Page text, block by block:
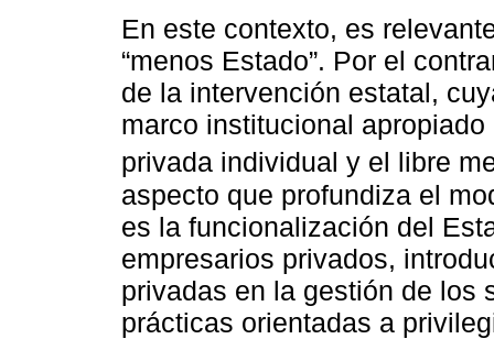
En este contexto, es
“menos Estado”. Por el
de la intervención estatal,
marco institucional
privada individual y el libre
aspecto que profundiza el
es la funcionalización del
empresarios privados,
privadas en la gestión de los
prácticas orientadas a